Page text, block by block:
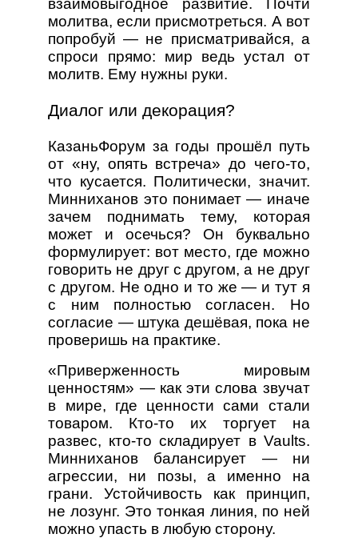
молитва, если присмотреться. А вот
попробуй — не присматривайся, а
спроси прямо: мир ведь устал от
молитв. Ему нужны руки.
Диалог или декорация?
КазаньФорум за годы прошёл путь
от «ну, опять встреча» до чего-то,
что кусается. Политически, значит.
Минниханов это понимает — иначе
зачем поднимать тему, которая
может и осечься? Он буквально
формулирует: вот место, где можно
говорить не друг с другом, а не друг
с другом. Не одно и то же — и тут я
с ним полностью согласен. Но
согласие — штука дешёвая, пока не
проверишь на практике.
«Приверженность мировым
ценностям» — как эти слова звучат
в мире, где ценности сами стали
товаром. Кто-то их торгует на
развес, кто-то складирует в Vaults.
Минниханов балансирует — ни
агрессии, ни позы, а именно на
грани. Устойчивость как принцип,
не лозунг. Это тонкая линия, по ней
можно упасть в любую сторону.